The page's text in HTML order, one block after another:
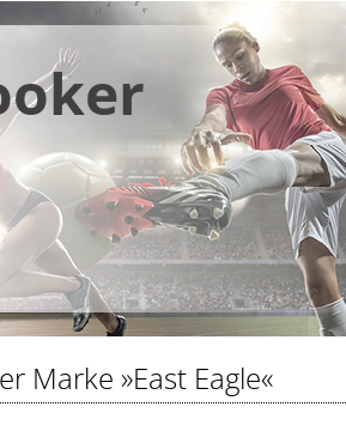
Marke »East Eagle«